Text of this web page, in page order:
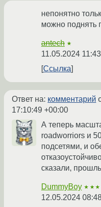
непонятно
можно поднять
antech ★
11.05.2024
Ссылка
Ответ на: комментарий
17:10:49 +00:00
А теперь
roadworriors и
подсетями, и
сказали,
DummyBoy ★★★
12.05.2024